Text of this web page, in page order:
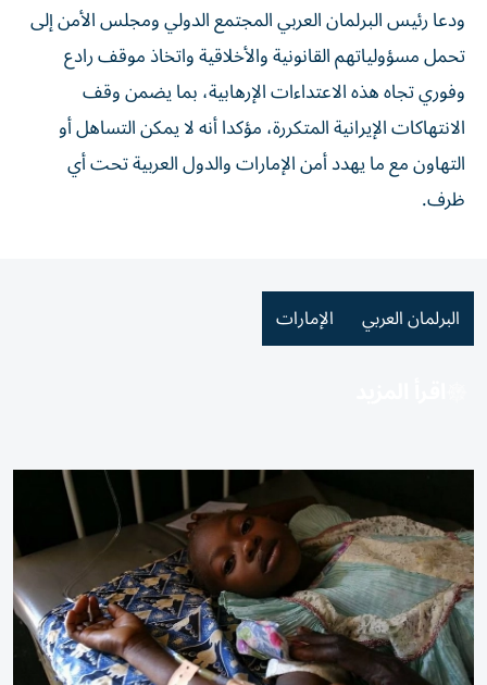
ودعا رئيس البرلمان العربي المجتمع الدولي ومجلس الأمن إلى
تحمل مسؤولياتهم القانونية والأخلاقية واتخاذ موقف رادع
وفوري تجاه هذه الاعتداءات الإرهابية، بما يضمن وقف
الانتهاكات الإيرانية المتكررة، مؤكدا أنه لا يمكن التساهل أو
التهاون مع ما يهدد أمن الإمارات والدول العربية تحت أي
ظرف.
البرلمان العربي الإمارات